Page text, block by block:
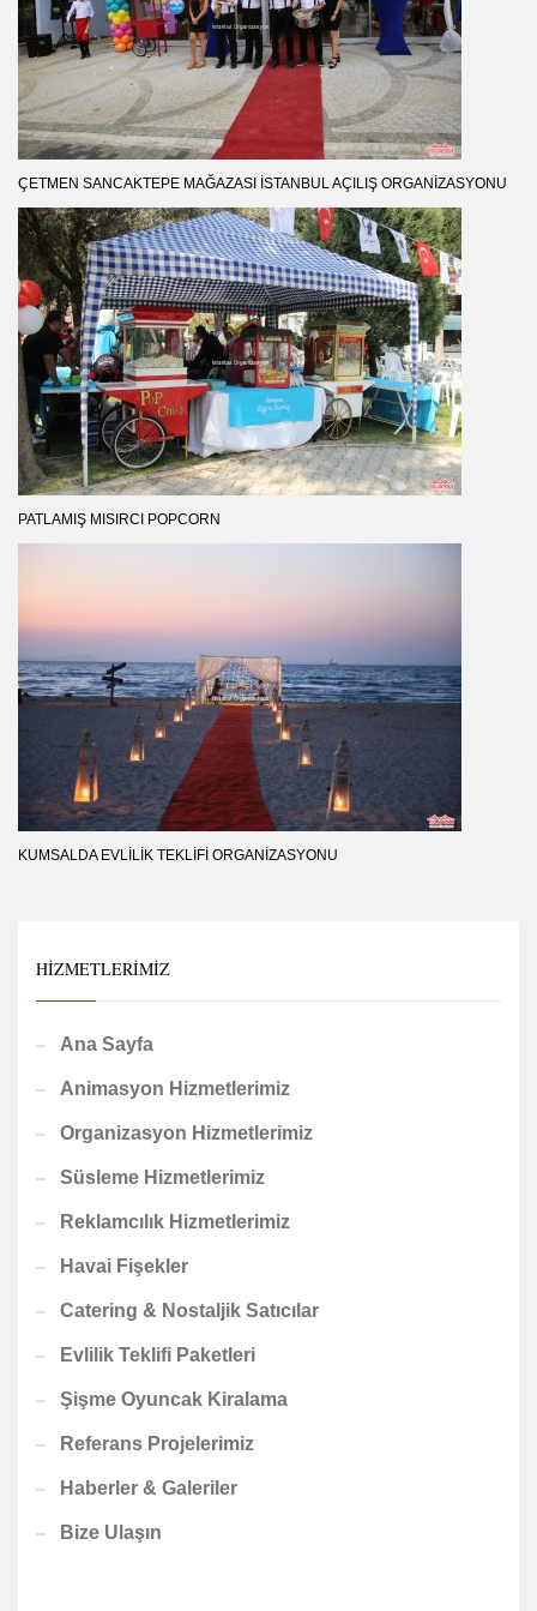
ÇETMEN SANCAKTEPE MAĞAZASI İSTANBUL AÇILIŞ ORGANIZASYONU
PATLAMIŞ MISIRCI POPCORN
KUMSALDA EVLILIK TEKLIFI ORGANIZASYONU
HIZMETLERIMIZ
Ana Sayfa
Animasyon Hizmetlerimiz
Organizasyon Hizmetlerimiz
Süsleme Hizmetlerimiz
Reklamcılık Hizmetlerimiz
Havai Fişekler
Catering & Nostaljik Satıcılar
Evlilik Teklifi Paketleri
Şişme Oyuncak Kiralama
Referans Projelerimiz
Haberler & Galeriler
Bize Ulaşın